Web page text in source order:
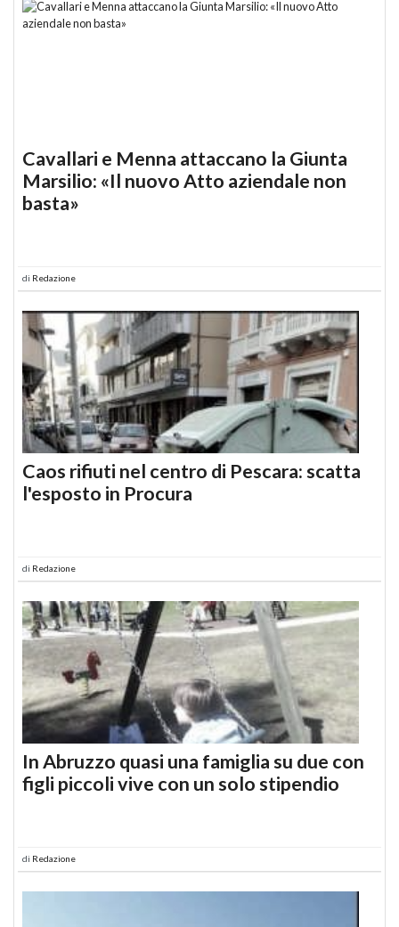
Cavallari e Menna attaccano la Giunta
Marsilio: «Il nuovo Atto aziendale non
basta»
di Redazione
Caos rifiuti nel centro di Pescara: scatta
l'esposto in Procura
di Redazione
In Abruzzo quasi una famiglia su due con
figli piccoli vive con un solo stipendio
di Redazione